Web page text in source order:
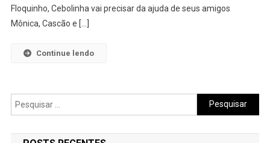
Floquinho, Cebolinha vai precisar da ajuda de seus amigos
Mônica, Cascão e […]
Continue lendo
Pesquisar
por: